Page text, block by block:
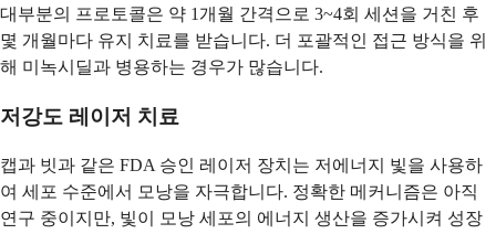
대부분의 프로토콜은 약 1개월 간격으로 3~4회 세션을 거친 후
몇 개월마다 유지 치료를 받습니다. 더 포괄적인 접근 방식을 위
해 미녹시딜과 병용하는 경우가 많습니다.
저강도 레이저 치료
캡과 빗과 같은 FDA 승인 레이저 장치는 저에너지 빛을 사용하
여 세포 수준에서 모낭을 자극합니다. 정확한 메커니즘은 아직
연구 중이지만, 빛이 모낭 세포의 에너지 생산을 증가시켜 성장